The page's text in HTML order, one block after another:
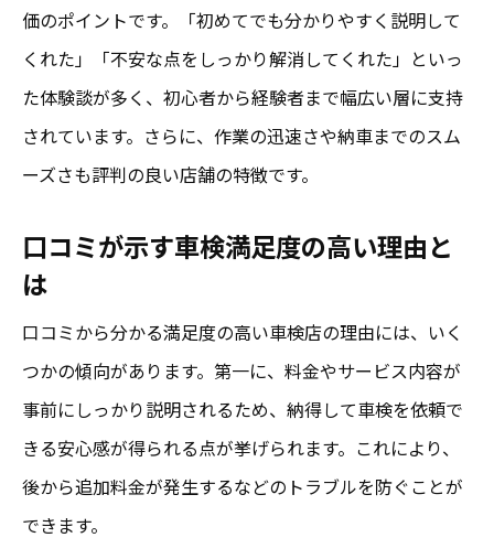
価のポイントです。「初めてでも分かりやすく説明して
くれた」「不安な点をしっかり解消してくれた」といっ
た体験談が多く、初心者から経験者まで幅広い層に支持
されています。さらに、作業の迅速さや納車までのスム
ーズさも評判の良い店舗の特徴です。
口コミが示す車検満足度の高い理由と
は
口コミから分かる満足度の高い車検店の理由には、いく
つかの傾向があります。第一に、料金やサービス内容が
事前にしっかり説明されるため、納得して車検を依頼で
きる安心感が得られる点が挙げられます。これにより、
後から追加料金が発生するなどのトラブルを防ぐことが
できます。